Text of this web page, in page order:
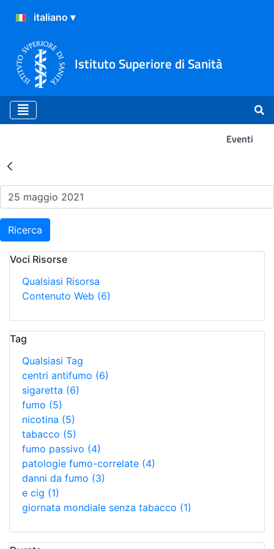
Istituto Superiore di Sanità
Eventi
Risultati della Ricerca -
Ricerca
Voci Risorse
Qualsiasi Risorsa
Contenuto Web (6)
Tag
Qualsiasi Tag
centri antifumo (6)
sigaretta (6)
fumo (5)
nicotina (5)
tabacco (5)
fumo passivo (4)
patologie fumo-correlate (4)
danni da fumo (3)
e cig (1)
giornata mondiale senza tabacco (1)